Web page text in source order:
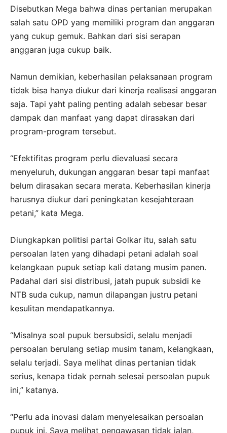
Disebutkan Mega bahwa dinas pertanian merupakan
salah satu OPD yang memiliki program dan anggaran
yang cukup gemuk. Bahkan dari sisi serapan
anggaran juga cukup baik.
Namun demikian, keberhasilan pelaksanaan program
tidak bisa hanya diukur dari kinerja realisasi anggaran
saja. Tapi yaht paling penting adalah sebesar besar
dampak dan manfaat yang dapat dirasakan dari
program-program tersebut.
“Efektifitas program perlu dievaluasi secara
menyeluruh, dukungan anggaran besar tapi manfaat
belum dirasakan secara merata. Keberhasilan kinerja
harusnya diukur dari peningkatan kesejahteraan
petani,” kata Mega.
Diungkapkan politisi partai Golkar itu, salah satu
persoalan laten yang dihadapi petani adalah soal
kelangkaan pupuk setiap kali datang musim panen.
Padahal dari sisi distribusi, jatah pupuk subsidi ke
NTB suda cukup, namun dilapangan justru petani
kesulitan mendapatkannya.
“Misalnya soal pupuk bersubsidi, selalu menjadi
persoalan berulang setiap musim tanam, kelangkaan,
selalu terjadi. Saya melihat dinas pertanian tidak
serius, kenapa tidak pernah selesai persoalan pupuk
ini,” katanya.
“Perlu ada inovasi dalam menyelesaikan persoalan
pupuk ini. Saya melihat pengawasan tidak jalan,